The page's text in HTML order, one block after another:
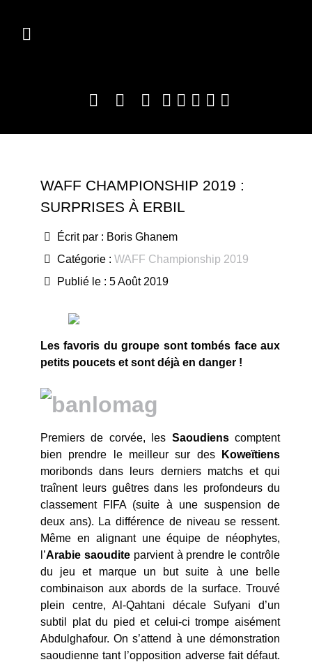
WAFF CHAMPIONSHIP 2019 :
SURPRISES À ERBIL
Écrit par : Boris Ghanem
Catégorie : WAFF Championship 2019
Publié le : 5 Août 2019
Les favoris du groupe sont tombés face aux
petits poucets et sont déjà en danger !
Premiers de corvée, les Saoudienscomptent
bien prendre le meilleur sur des
Koweïtiens
moribonds dans leurs derniers matchs et qui
traînent leurs guêtres dans les profondeurs du
classement FIFA (suite à une suspension de
deux ans). La différence de niveau se ressent.
Même en alignant une équipe de néophytes,
l’Arabie saouditeparvient à prendre le contrôle
du jeu et marque un but suite à une belle
combinaison aux abords de la surface. Trouvé
plein centre, Al-Qahtani décale Sufyani d’un
subtil plat du pied et celui-ci trompe aisément
Abdulghafour. On s’attend à une démonstration
saoudienne tant l’opposition adverse fait défaut.